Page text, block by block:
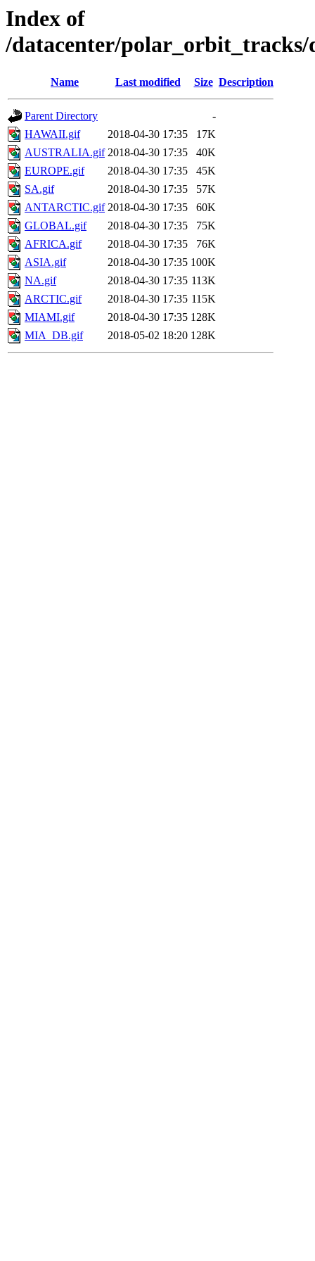
Index of
/datacenter/polar_orbit_tracks/
Name Last modified Size Description
Parent Directory
-
HAWAII.gif
2018-04-30 17:35
17K
AUSTRALIA.gif 2018-04-30 17:35
40K
EUROPE.gif
2018-04-30 17:35
45K
SA.gif
2018-04-30 17:35
57K
ANTARCTIC.gif 2018-04-30 17:35
60K
GLOBAL.gif
2018-04-30 17:35
75K
AFRICA.gif
2018-04-30 17:35
76K
ASIA.gif
2018-04-30 17:35 100K
NA.gif
2018-04-30 17:35 113K
ARCTIC.gif
2018-04-30 17:35 115K
MIAMI.gif
2018-04-30 17:35 128K
MIA_DB.gif
2018-05-02 18:20 128K